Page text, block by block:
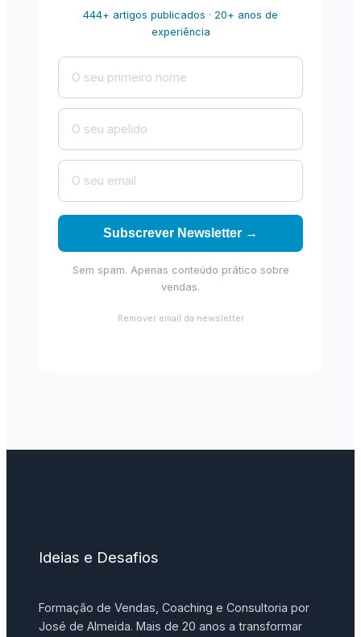
444+ artigos publicados · 20+ anos de
experiência
Subscrever Newsletter →
Sem spam. Apenas conteúdo prático sobre
vendas.
Remover email da newsletter
Ideias e Desafios
Formação de Vendas, Coaching e Consultoria por
José de Almeida. Mais de 20 anos a transformar